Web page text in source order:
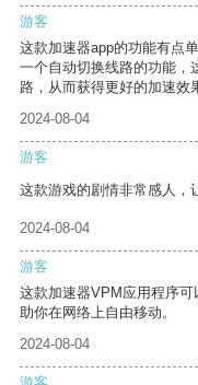
游客
这款加速器app的功能有点
一个自动切换线路的功能，
路，从而获得更好的加速效
2024-08-04
游客
这款游戏的剧情非常感人，
2024-08-04
游客
这款加速器VPM应用程序
助你在网络上自由移动。
2024-08-04